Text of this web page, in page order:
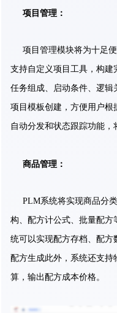
项目管理：
项目管理模块将为十足
支持自定义项目工具，构建
任务组成、启动条件、逻
项目模板创建，方便用户根
自动分发和状态跟踪功能，
商品管理：
PLM系统将实现商品分
构、配方计公式、批量配方
统可以实现配方存档、配
配方生成此外，系统还支
算，输出配方成本价格。